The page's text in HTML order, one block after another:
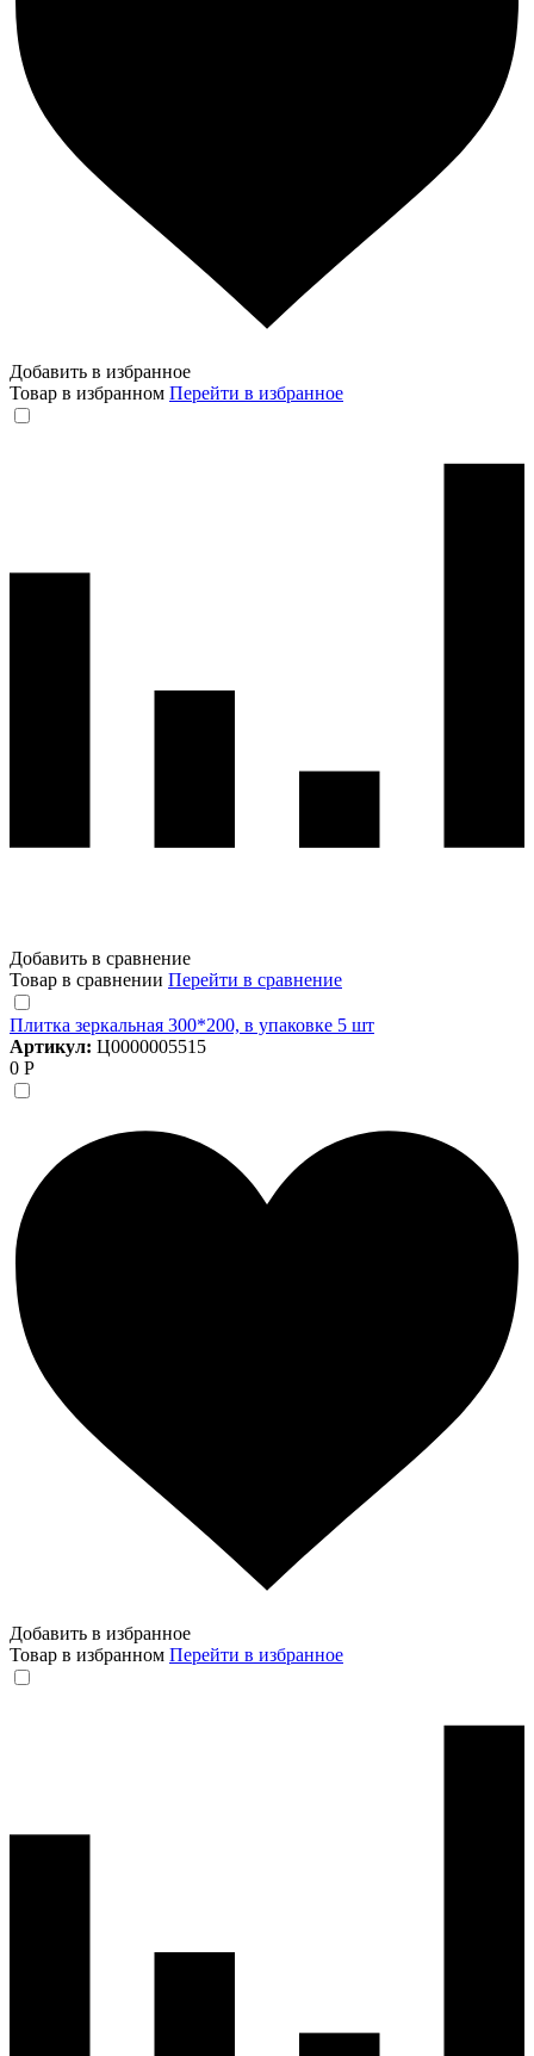
Добавить в избранное
Товар в избранном Перейти в избранное
Добавить в сравнение
Товар в сравнении Перейти в сравнение
Плитка зеркальная 300*200, в упаковке 5 шт
Артикул: Ц0000005515
0 Р
Добавить в избранное
Товар в избранном Перейти в избранное